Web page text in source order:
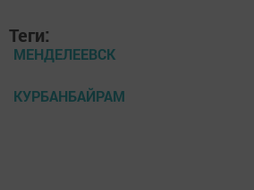
Теги:
МЕНДЕЛЕЕВСК
КУРБАНБАЙРАМ